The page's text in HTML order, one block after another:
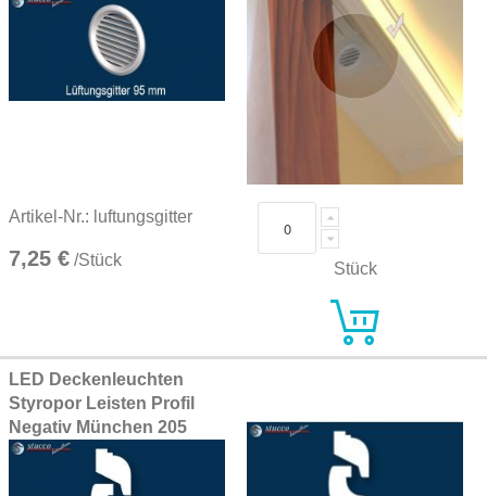
Artikel-Nr.: luftungsgitter
7,25 € /Stück Stück
LED Deckenleuchten
Styropor Leisten Profil
Negativ München 205